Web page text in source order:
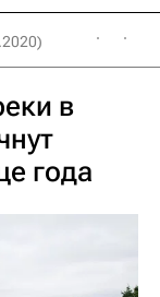
в
года